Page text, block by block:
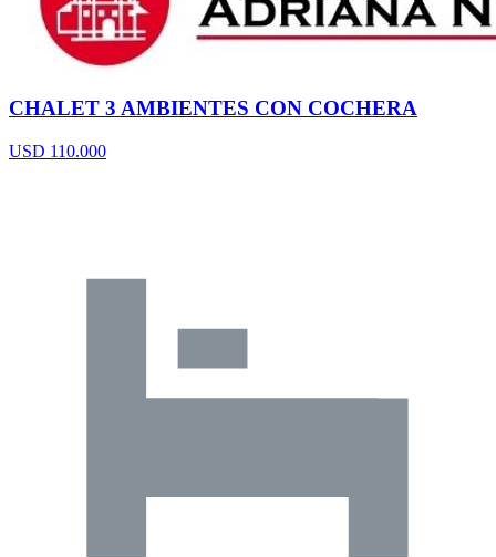
CHALET 3 AMBIENTES CON COCHERA
USD 110.000